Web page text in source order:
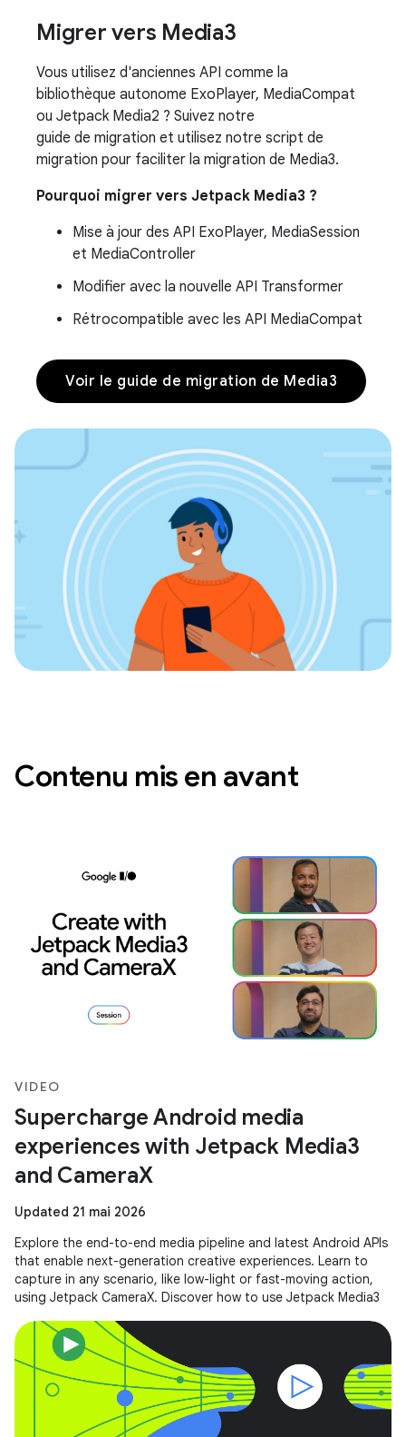
Migrer vers Media3
Vous utilisez d'anciennes API comme la
bibliothèque autonome ExoPlayer, MediaCompat
ou Jetpack Media2 ? Suivez notre
guide de migration et utilisez notre script de
migration pour faciliter la migration de Media3.
Pourquoi migrer vers Jetpack Media3 ?
Mise à jour des API ExoPlayer, MediaSession
et MediaController
Modifier avec la nouvelle API Transformer
Rétrocompatible avec les API MediaCompat
Voir le guide de migration de Media3
Contenu mis en avant
VIDEO
Supercharge Android media
experiences with Jetpack Media3
and CameraX
Updated 21 mai 2026
Explore the end-to-end media pipeline and latest Android APIs
that enable next-generation creative experiences. Learn to
capture in any scenario, like low-light or fast-moving action,
using Jetpack CameraX. Discover how to use Jetpack Media3